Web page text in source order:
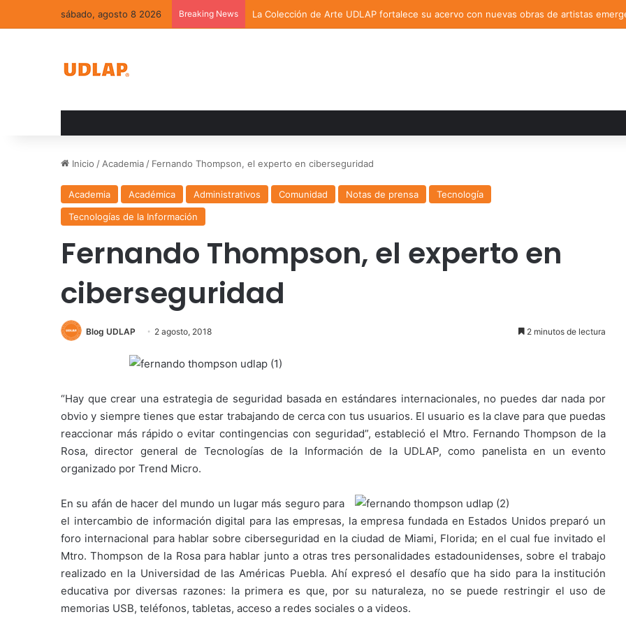
sábado, agosto 8 2026 Breaking News La Colección de Arte UDLAP fortalece su acervo con nuevas obras de artistas
Inicio / Academia / Fernando Thompson, el experto en ciberseguridad
Academia Académica Administrativos Comunidad Notas de prensa
Tecnología
Tecnologías de la Información
Fernando Thompson, el experto en
ciberseguridad
Blog UDLAP 2 agosto, 2018 2 minutos de lectura
“Hay que crear una estrategia de seguridad basada en estándares internacionales, no puedes dar nada por
obvio y siempre tienes que estar trabajando de cerca con tus usuarios. El usuario es la clave para que puedas
reaccionar más rápido o evitar contingencias con seguridad”, estableció el Mtro. Fernando Thompson de la
Rosa, director general de Tecnologías de la Información de la UDLAP, como panelista en un evento
organizado por Trend Micro.
En su afán de hacer del mundo un lugar más seguro para
el intercambio de información digital para las empresas, la empresa fundada en Estados Unidos preparó un
foro internacional para hablar sobre ciberseguridad en la ciudad de Miami, Florida; en el cual fue invitado el
Mtro. Thompson de la Rosa para hablar junto a otras tres personalidades estadounidenses, sobre el trabajo
realizado en la Universidad de las Américas Puebla. Ahí expresó el desafío que ha sido para la institución
educativa por diversas razones: la primera es que, por su naturaleza, no se puede restringir el uso de
memorias USB, teléfonos, tabletas, acceso a redes sociales o a videos.